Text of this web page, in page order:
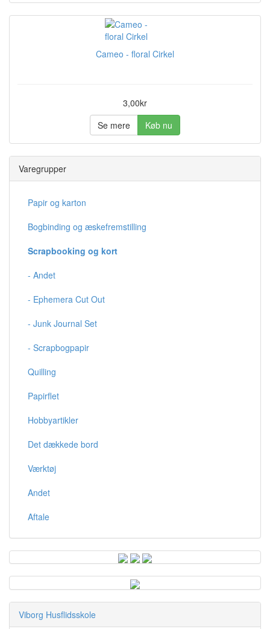
Cameo - floral Cirkel
3,00kr
Se mere
Køb nu
Varegrupper
Papir og karton
Bogbinding og æskefremstilling
Scrapbooking og kort
- Andet
- Ephemera Cut Out
- Junk Journal Set
- Scrapbogpapir
Quilling
Papirflet
Hobbyartikler
Det dækkede bord
Værktøj
Andet
Aftale
Viborg Husflidsskole